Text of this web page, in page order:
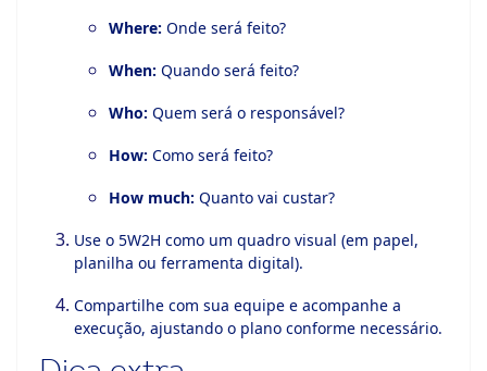
Where: Onde será feito?
When: Quando será feito?
Who: Quem será o responsável?
How: Como será feito?
How much: Quanto vai custar?
Use o 5W2H como um quadro visual (em papel,
planilha ou ferramenta digital).
Compartilhe com sua equipe e acompanhe a
execução, ajustando o plano conforme necessário.